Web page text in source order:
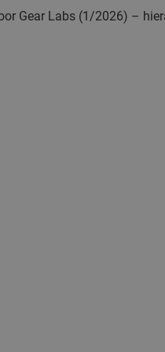
Gear Labs (1/2026) –